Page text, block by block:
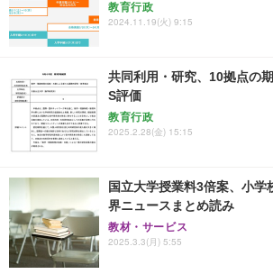
教育行政
2024.11.19(火) 9:15
共同利用・研究、10拠点の
S評価
教育行政
2025.2.28(金) 15:15
国立大学授業料3倍案、小
界ニュースまとめ読み
教材・サービス
2025.3.3(月) 5:55